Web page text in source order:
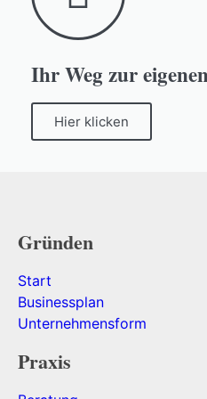
Ihr Weg zur
Hier klicken
Gründen
Start
Businessplan
Unternehmensform
Praxis